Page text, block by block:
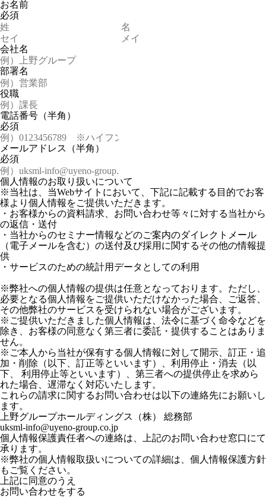
お名前
必須
会社名
部署名
役職
電話番号 （半角）
必須
メールアドレス
（半角）
必須
個人情報のお取り扱いについて
※当社は、当Webサイトにおいて、下記に記載する目的でお客
様より個人情報をご提供いただきます。
・お客様からの資料請求、お問い合わせ等々に対する当社から
の返信・送付
・当社からのセミナー情報などのご案内のダイレクトメール
（電子メールを含む）の送付及び採用に関するその他の情報提
供
・サービスのための統計用データとしての利用
※弊社への個人情報の提供は任意となっております。ただし、
必要となる個人情報をご提供いただけなかった場合、ご返答、
その他弊社のサービスを受けられない場合がございます。
※ご提供いただきました個人情報は、法令に基づく命令などを
除き、お客様の同意なく第三者に委託・提供することはありま
せん。
※ご本人から当社が保有する個人情報に対して開示、訂正・追
加・削除（以下、訂正等といいます）、利用停止・消去（以
下、 利用停止等といいます）、第三者への提供停止を求めら
れた場合、遅滞なく対応いたします。
これらの請求に関するお問い合わせは以下の連絡先にお願いし
ます。
上野グループホールディングス（株） 総務部
uksml-info@uyeno-group.co.jp
個人情報保護責任者への連絡は、上記のお問い合わせ窓口にて
承ります。
※弊社の個人情報取扱いについての詳細は、 個人情報保護方針
もご覧ください。
上記に同意のうえ
お問い合わせをする